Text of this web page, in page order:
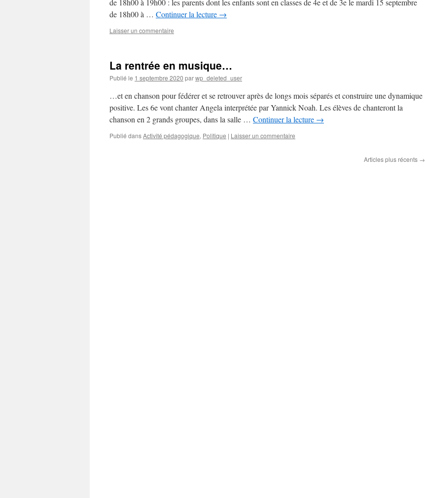
de 18h00 à 19h00 : les parents dont les enfants sont en classes de 4e et de 3e le mardi 15 septembre
de 18h00 à … Continuer la lecture →
Laisser un commentaire
La rentrée en musique…
Publié le 1 septembre 2020 parwp_deleted_user
…et en chanson pour fédérer et se retrouver après de longs mois séparés et construire une dynamique
positive. Les 6e vont chanter Angela interprétée par Yannick Noah. Les élèves de chanteront la
chanson en 2 grands groupes, dans la salle … Continuer la lecture →
Publié dansActivité pédagogique, Politique | Laisser un commentaire
Articles plus récents →